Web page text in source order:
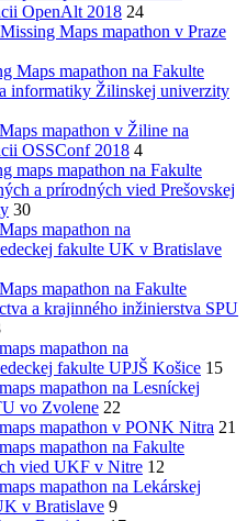
OpenAlt 2018 24
Maps mapathon v Praze
Maps mapathon na Fakulte
informatiky Žilinskej univerzity
mapathon v Žiline na
OSSConf 2018 4
maps mapathon na Fakulte
a prírodných vied Prešovskej
30
mapathon na
fakulte UK v Bratislave
mapathon na Fakulte
a krajinného inžinierstva SPU
mapathon na
fakulte UPJŠ Košice 15
mapathon na Lesníckej
vo Zvolene 22
mapathon v PONK Nitra 21
mapathon na Fakulte
vied UKF v Nitre 12
mapathon na Lekárskej
v Bratislave 9